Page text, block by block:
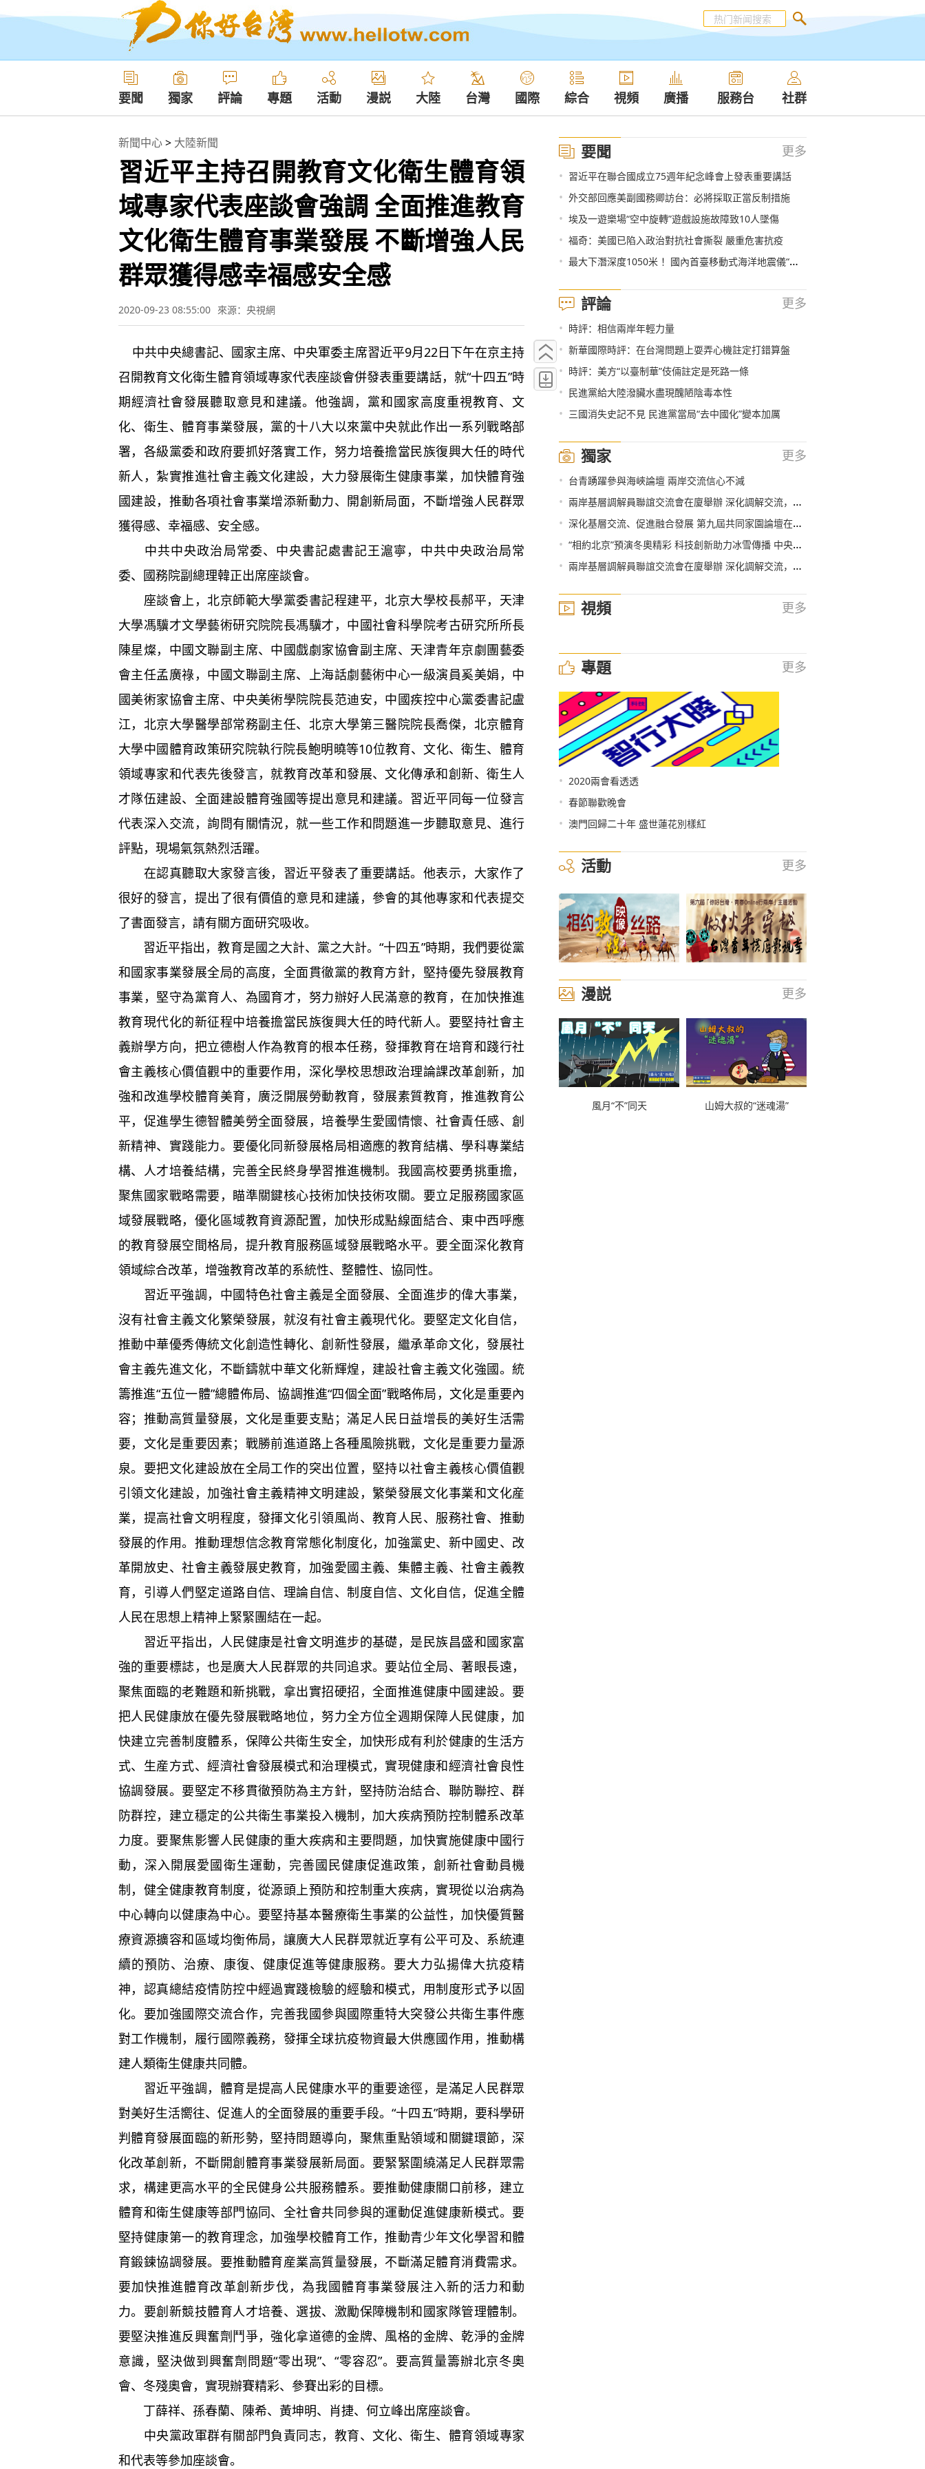
要聞 獨家 評論 專題 活動 漫説 大陸 台灣 國際 綜合 視頻 廣播 服務台 社群
新聞中心> 大陸新聞
習近平主持召開教育文化衛生體育領
域專家代表座談會強調 全面推進教育
文化衛生體育事業發展 不斷增強人民
群眾獲得感幸福感安全感
2020-09-23 08:55:00 來源：央視網
中共中央總書記、國家主席、中央軍委主席習近平9月22日下午在京主持
召開教育文化衛生體育領域專家代表座談會併發表重要講話，就“十四五”時
期經濟社會發展聽取意見和建議。他強調，黨和國家高度重視教育、文
化、衛生、體育事業發展，黨的十八大以來黨中央就此作出一系列戰略部
署，各級黨委和政府要抓好落實工作，努力培養擔當民族復興大任的時代
新人，紮實推進社會主義文化建設，大力發展衛生健康事業，加快體育強
國建設，推動各項社會事業增添新動力、開創新局面，不斷增強人民群眾
獲得感、幸福感、安全感。
中共中央政治局常委、中央書記處書記王滬寧，中共中央政治局常
委、國務院副總理韓正出席座談會。
座談會上，北京師範大學黨委書記程建平，北京大學校長郝平，天津
大學馮驥才文學藝術研究院院長馮驥才，中國社會科學院考古研究所所長
陳星燦，中國文聯副主席、中國戲劇家協會副主席、天津青年京劇團藝委
會主任孟廣祿，中國文聯副主席、上海話劇藝術中心一級演員奚美娟，中
國美術家協會主席、中央美術學院院長范迪安，中國疾控中心黨委書記盧
江，北京大學醫學部常務副主任、北京大學第三醫院院長喬傑，北京體育
大學中國體育政策研究院執行院長鮑明曉等10位教育、文化、衛生、體育
領域專家和代表先後發言，就教育改革和發展、文化傳承和創新、衛生人
才隊伍建設、全面建設體育強國等提出意見和建議。習近平同每一位發言
代表深入交流，詢問有關情況，就一些工作和問題進一步聽取意見、進行
評點，現場氣氛熱烈活躍。
在認真聽取大家發言後，習近平發表了重要講話。他表示，大家作了
很好的發言，提出了很有價值的意見和建議，參會的其他專家和代表提交
了書面發言，請有關方面研究吸收。
習近平指出，教育是國之大計、黨之大計。“十四五”時期，我們要從黨
和國家事業發展全局的高度，全面貫徹黨的教育方針，堅持優先發展教育
事業，堅守為黨育人、為國育才，努力辦好人民滿意的教育，在加快推進
教育現代化的新征程中培養擔當民族復興大任的時代新人。要堅持社會主
義辦學方向，把立德樹人作為教育的根本任務，發揮教育在培育和踐行社
會主義核心價值觀中的重要作用，深化學校思想政治理論課改革創新，加
強和改進學校體育美育，廣泛開展勞動教育，發展素質教育，推進教育公
平，促進學生德智體美勞全面發展，培養學生愛國情懷、社會責任感、創
新精神、實踐能力。要優化同新發展格局相適應的教育結構、學科專業結
構、人才培養結構，完善全民終身學習推進機制。我國高校要勇挑重擔，
聚焦國家戰略需要，瞄準關鍵核心技術加快技術攻關。要立足服務國家區
域發展戰略，優化區域教育資源配置，加快形成點線面結合、東中西呼應
的教育發展空間格局，提升教育服務區域發展戰略水平。要全面深化教育
領域綜合改革，增強教育改革的系統性、整體性、協同性。
習近平強調，中國特色社會主義是全面發展、全面進步的偉大事業，
沒有社會主義文化繁榮發展，就沒有社會主義現代化。要堅定文化自信，
推動中華優秀傳統文化創造性轉化、創新性發展，繼承革命文化，發展社
會主義先進文化，不斷鑄就中華文化新輝煌，建設社會主義文化強國。統
籌推進“五位一體”總體佈局、協調推進“四個全面”戰略佈局，文化是重要內
容；推動高質量發展，文化是重要支點；滿足人民日益增長的美好生活需
要，文化是重要因素；戰勝前進道路上各種風險挑戰，文化是重要力量源
泉。要把文化建設放在全局工作的突出位置，堅持以社會主義核心價值觀
引領文化建設，加強社會主義精神文明建設，繁榮發展文化事業和文化産
業，提高社會文明程度，發揮文化引領風尚、教育人民、服務社會、推動
發展的作用。推動理想信念教育常態化制度化，加強黨史、新中國史、改
革開放史、社會主義發展史教育，加強愛國主義、集體主義、社會主義教
育，引導人們堅定道路自信、理論自信、制度自信、文化自信，促進全體
人民在思想上精神上緊緊團結在一起。
習近平指出，人民健康是社會文明進步的基礎，是民族昌盛和國家富
強的重要標誌，也是廣大人民群眾的共同追求。要站位全局、著眼長遠，
聚焦面臨的老難題和新挑戰，拿出實招硬招，全面推進健康中國建設。要
把人民健康放在優先發展戰略地位，努力全方位全週期保障人民健康，加
快建立完善制度體系，保障公共衛生安全，加快形成有利於健康的生活方
式、生産方式、經濟社會發展模式和治理模式，實現健康和經濟社會良性
協調發展。要堅定不移貫徹預防為主方針，堅持防治結合、聯防聯控、群
防群控，建立穩定的公共衛生事業投入機制，加大疾病預防控制體系改革
力度。要聚焦影響人民健康的重大疾病和主要問題，加快實施健康中國行
動，深入開展愛國衛生運動，完善國民健康促進政策，創新社會動員機
制，健全健康教育制度，從源頭上預防和控制重大疾病，實現從以治病為
中心轉向以健康為中心。要堅持基本醫療衛生事業的公益性，加快優質醫
療資源擴容和區域均衡佈局，讓廣大人民群眾就近享有公平可及、系統連
續的預防、治療、康復、健康促進等健康服務。要大力弘揚偉大抗疫精
神，認真總結疫情防控中經過實踐檢驗的經驗和模式，用制度形式予以固
化。要加強國際交流合作，完善我國參與國際重特大突發公共衛生事件應
對工作機制，履行國際義務，發揮全球抗疫物資最大供應國作用，推動構
建人類衛生健康共同體。
習近平強調，體育是提高人民健康水平的重要途徑，是滿足人民群眾
對美好生活嚮往、促進人的全面發展的重要手段。“十四五”時期，要科學研
判體育發展面臨的新形勢，堅持問題導向，聚焦重點領域和關鍵環節，深
化改革創新，不斷開創體育事業發展新局面。要緊緊圍繞滿足人民群眾需
求，構建更高水平的全民健身公共服務體系。要推動健康關口前移，建立
體育和衛生健康等部門協同、全社會共同參與的運動促進健康新模式。要
堅持健康第一的教育理念，加強學校體育工作，推動青少年文化學習和體
育鍛鍊協調發展。要推動體育産業高質量發展，不斷滿足體育消費需求。
要加快推進體育改革創新步伐，為我國體育事業發展注入新的活力和動
力。要創新競技體育人才培養、選拔、激勵保障機制和國家隊管理體制。
要堅決推進反興奮劑鬥爭，強化拿道德的金牌、風格的金牌、乾淨的金牌
意識，堅決做到興奮劑問題“零出現”、“零容忍”。要高質量籌辦北京冬奧
會、冬殘奧會，實現辦賽精彩、參賽出彩的目標。
丁薛祥、孫春蘭、陳希、黃坤明、肖捷、何立峰出席座談會。
中央黨政軍群有關部門負責同志，教育、文化、衛生、體育領域專家
和代表等參加座談會。
要聞 更多
• 習近平在聯合國成立75週年紀念峰會上發表重要講話
• 外交部回應美副國務卿訪台：必將採取正當反制措施
• 埃及一遊樂場“空中旋轉”遊戲設施故障致10人墜傷
• 福奇：美國已陷入政治對抗社會撕裂 嚴重危害抗疫
• 最大下潛深度1050米 ！國內首臺移動式海洋地震儀“海豚”圓滿完成海試
評論 更多
• 時評：相信兩岸年輕力量
• 新華國際時評：在台灣問題上耍弄心機註定打錯算盤
• 時評：美方“以臺制華”伎倆註定是死路一條
• 民進黨給大陸潑臟水盡現醜陋陰毒本性
• 三國消失史記不見 民進黨當局“去中國化”變本加厲
獨家 更多
• 台青踴躍參與海峽論壇 兩岸交流信心不減
• 兩岸基層調解員聯誼交流會在廈舉辦 深化調解交流，共創和諧家園
• 深化基層交流、促進融合發展 第九屆共同家園論壇在平潭開幕
• “相約北京”預演冬奧精彩 科技創新助力冰雪傳播 中央廣播電視總臺與北京冬奧組委簽署合作協議
• 兩岸基層調解員聯誼交流會在廈舉辦 深化調解交流，共創和諧家園
視頻 更多
專題 更多
• 2020兩會看透透
• 春節聯歡晚會
• 澳門回歸二十年 盛世蓮花別樣紅
活動 更多
漫説 更多
風月“不”同天 山姆大叔的“迷魂湯”